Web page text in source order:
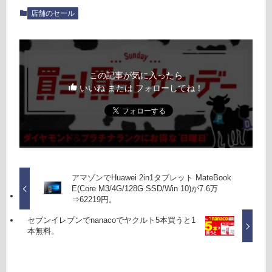
店舗のセール
この記事が気に入ったら
いいね または フォローしてね！
アマゾンでHuawei 2in1タブレット MateBook
E(Core M3/4G/128G SSD/Win 10)が7.6万
⇒62219円。
セブンイレブンでnanacoでヤクルト5本買うと1
本無料。